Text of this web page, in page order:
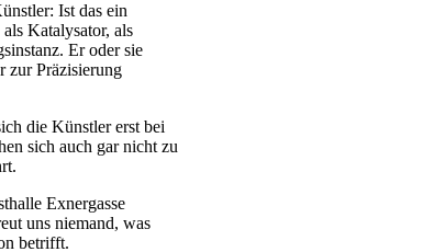
Ist das ein
Katalysator, als
Er oder sie
zur Präzisierung
die Künstler erst bei
sich auch gar nicht zu
Exnergasse
uns niemand, was
betrifft.